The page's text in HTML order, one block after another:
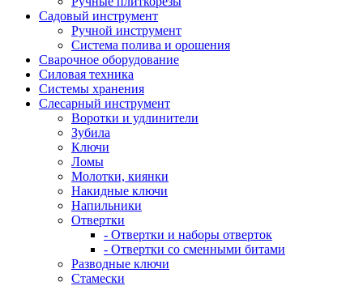
Садовый инструмент
Ручной инструмент
Система полива и орошения
Сварочное оборудование
Силовая техника
Системы хранения
Слесарный инструмент
Воротки и удлинители
Зубила
Ключи
Ломы
Молотки, киянки
Накидные ключи
Напильники
Отвертки
- Отвертки и наборы отверток
- Отвертки со сменными битами
Разводные ключи
Стамески